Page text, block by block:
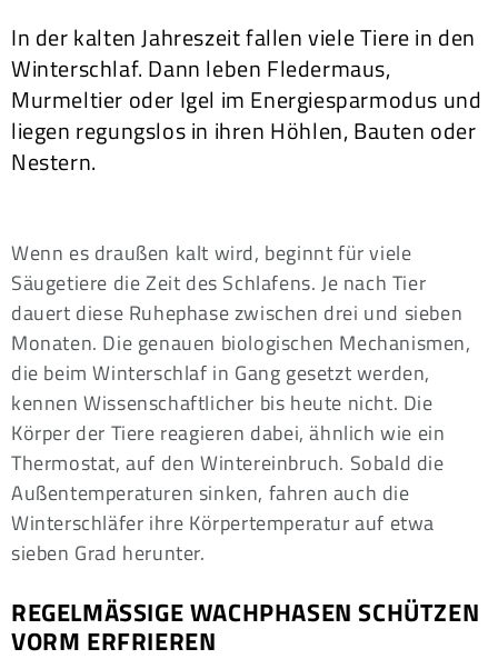
In der kalten Jahreszeit fallen viele Tiere in den
Winterschlaf. Dann leben Fledermaus,
Murmeltier oder Igel im Energiesparmodus und
liegen regungslos in ihren Höhlen, Bauten oder
Nestern.
Wenn es draußen kalt wird, beginnt für viele
Säugetiere die Zeit des Schlafens. Je nach Tier
dauert diese Ruhephase zwischen drei und sieben
Monaten. Die genauen biologischen Mechanismen,
die beim Winterschlaf in Gang gesetzt werden,
kennen Wissenschaftlicher bis heute nicht. Die
Körper der Tiere reagieren dabei, ähnlich wie ein
Thermostat, auf den Wintereinbruch. Sobald die
Außentemperaturen sinken, fahren auch die
Winterschläfer ihre Körpertemperatur auf etwa
sieben Grad herunter.
REGELMÄSSIGE WACHPHASEN SCHÜTZEN V
ORM ERFRIEREN